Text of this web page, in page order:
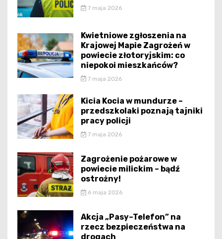
7 maja 2026
Kwietniowe zgłoszenia na
Krajowej Mapie Zagrożeń w
powiecie złotoryjskim: co
niepokoi mieszkańców?
7 maja 2026
Kicia Kocia w mundurze –
przedszkolaki poznają tajniki
pracy policji
7 maja 2026
Zagrożenie pożarowe w
powiecie milickim – bądź
ostrożny!
6 maja 2026
Akcja „Pasy–Telefon” na
rzecz bezpieczeństwa na
drogach